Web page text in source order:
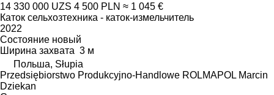
14 330 000 UZS 4 500 PLN ≈ 1 045 €
Каток сельхозтехника - каток-измельчитель
2022
Состояние новый
Ширина захвата 3 м
Польша, Słupia
Przedsiębiorstwo Produkcyjno-Handlowe ROLMAPOL Marcin
Dziekan